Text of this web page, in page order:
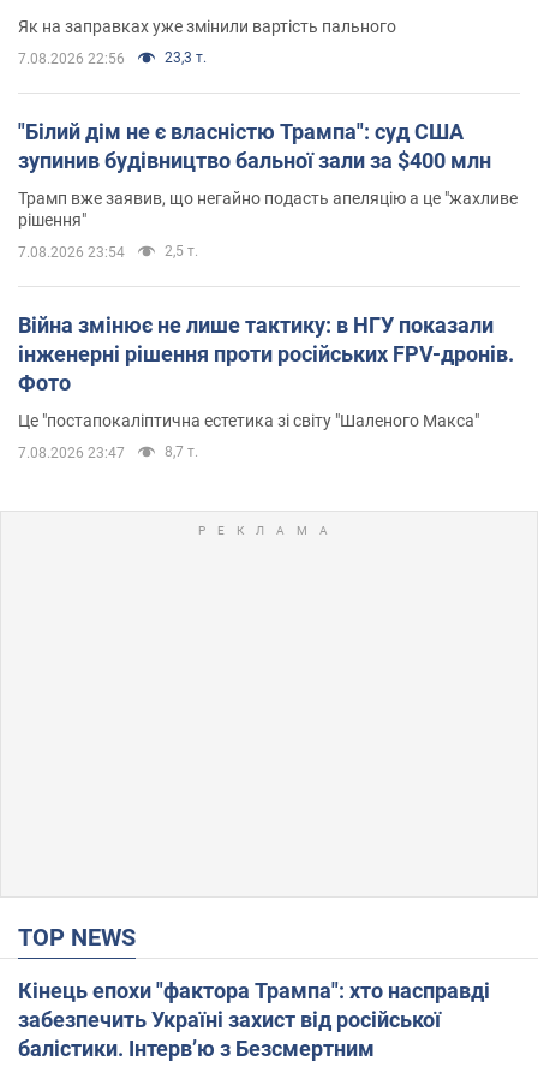
Як на заправках уже змінили вартість пального
7.08.2026 22:56 23,3 т.
"Білий дім не є власністю Трампа": суд США
зупинив будівництво бальної зали за $400 млн
Трамп вже заявив, що негайно подасть апеляцію а це "жахливе
рішення"
7.08.2026 23:54 2,5 т.
Війна змінює не лише тактику: в НГУ показали
інженерні рішення проти російських FPV-дронів.
Фото
Це "постапокаліптична естетика зі світу "Шаленого Макса"
7.08.2026 23:47 8,7 т.
TOP NEWS
Кінець епохи "фактора Трампа": хто насправді
забезпечить Україні захист від російської
балістики. Інтерв’ю з Безсмертним